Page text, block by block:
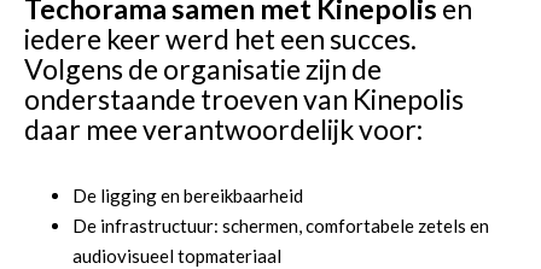
Techorama samen met Kinepolis en
iedere keer werd het een succes.
Volgens de organisatie zijn de
onderstaande troeven van Kinepolis
daar mee verantwoordelijk voor:
De ligging en bereikbaarheid
De infrastructuur: schermen, comfortabele zetels en
audiovisueel topmateriaal